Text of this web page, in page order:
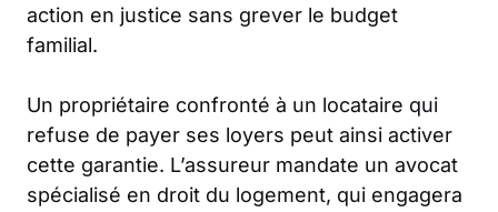
action en justice sans grever le budget
familial.
Un propriétaire confronté à un locataire qui
refuse de payer ses loyers peut ainsi activer
cette garantie. L’assureur mandate un avocat
spécialisé en droit du logement, qui engagera